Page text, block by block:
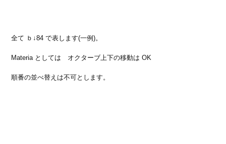
全て ｂ↓84 で表します(一例)。
Materia としては オクターブ上下の移動は OK
順番の並べ替えは不可とします。